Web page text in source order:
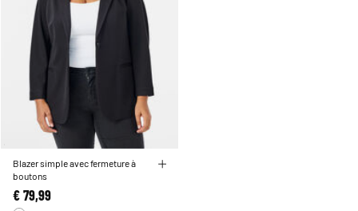
Blazer simple avec fermeture à
boutons
€ 79,99